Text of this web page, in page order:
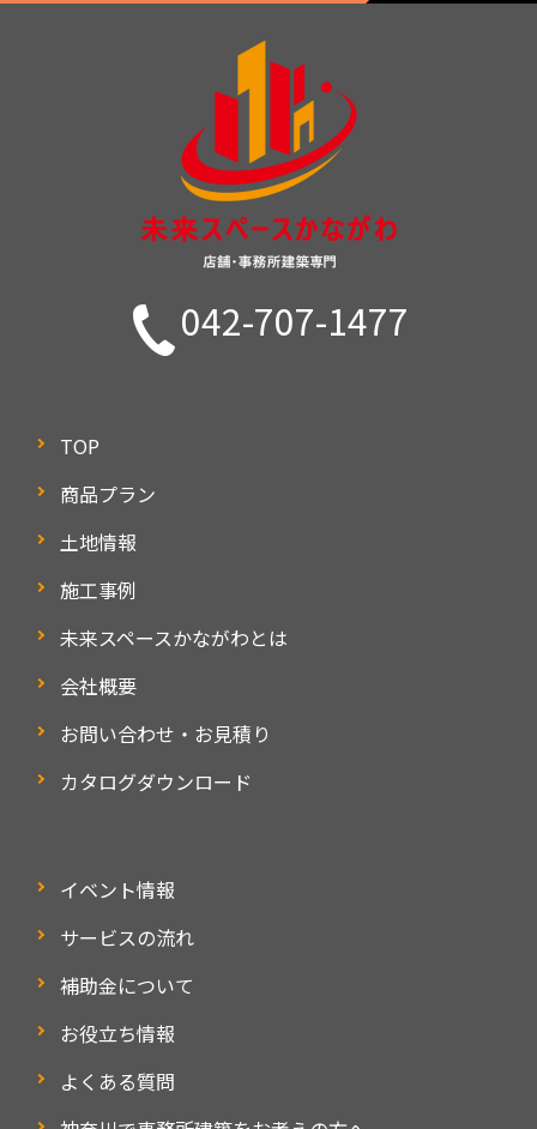
042-707-1477
TOP
商品プラン
土地情報
施工事例
未来スペースかながわとは
会社概要
お問い合わせ・お見積り
カタログダウンロード
イベント情報
サービスの流れ
補助金について
お役立ち情報
よくある質問